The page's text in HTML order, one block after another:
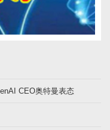
CEO奥特曼表态